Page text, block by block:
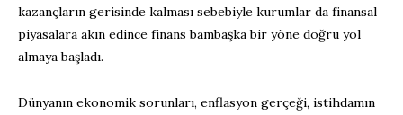
kazançların gerisinde kalması sebebiyle kurumlar da finansal
piyasalara akın edince finans bambaşka bir yöne doğru yol
almaya başladı.
Dünyanın ekonomik sorunları, enflasyon gerçeği, istihdamın